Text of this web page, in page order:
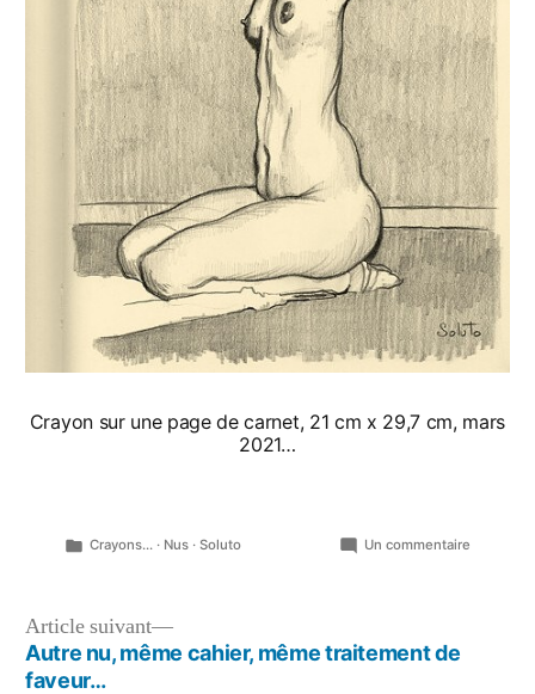
Crayon sur une page de carnet, 21 cm x 29,7 cm, mars
2021…
Publié
Crayons... · Nus ·Soluto Un commentaire
Navigation
de
Article suivant
Article
suivant :
Autre nu, même cahier, même traitement de
faveur…